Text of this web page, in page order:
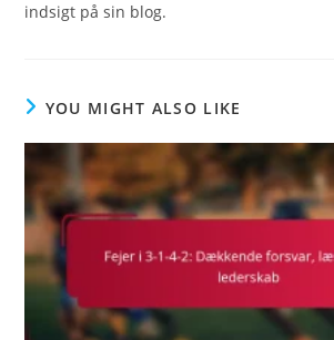
indsigt på sin blog.
YOU MIGHT ALSO LIKE